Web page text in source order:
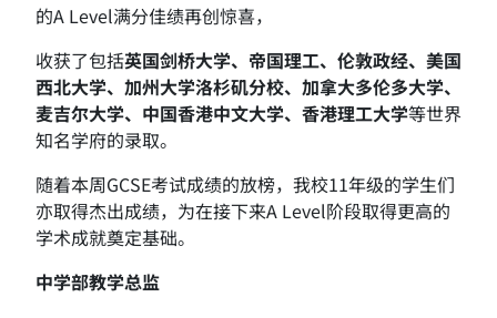
的A Level满分佳绩再创惊喜，
收获了包括英国剑桥大学、帝国理工、伦敦政经、美国
西北大学、加州大学洛杉矶分校、加拿大多伦多大学、
麦吉尔大学、中国香港中文大学、香港理工大学等世界
知名学府的录取。
随着本周GCSE考试成绩的放榜，我校11年级的学生们
亦取得杰出成绩，为在接下来A Level阶段取得更高的
学术成就奠定基础。
中学部教学总监